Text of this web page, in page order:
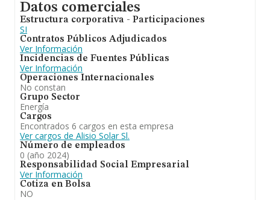
Datos comerciales
Estructura corporativa - Participaciones
SI
Contratos Públicos Adjudicados
Ver Información
Incidencias de Fuentes Públicas
Ver Información
Operaciones Internacionales
No constan
Grupo Sector
Energía
Cargos
Encontrados 6 cargos en esta empresa
Ver cargos de Alisio Solar Sl.
Número de empleados
0 (año 2024)
Responsabilidad Social Empresarial
Ver Información
Cotiza en Bolsa
NO